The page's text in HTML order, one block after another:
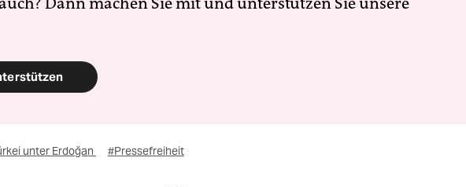
unter Erdoğan #Pressefreiheit